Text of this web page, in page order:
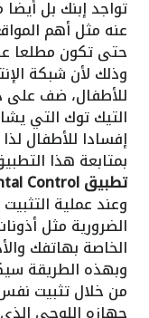
تواجد إبنك بل
عنه مثل أهم
حتى تكون مطلعا
وذلك لأن شبكة
للأطفال، ضف على
التيك توك التي
إفسادا للأطفال
بمتابعة هذا
تطبيق FamiSafe: AI Parental Control
وعند عملية
الضرورية مثل
الخاصة بهاتفك
وبهذه الطريقة
من خلال تثبيت